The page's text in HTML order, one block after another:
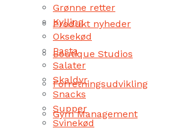
Produkt nyheder
Boutique Studios
Forretningsudvikling
Gym Management
Grønne retter
Kylling
Oksekød
Pasta
Salater
Skaldyr
Snacks
Supper
Svinekød